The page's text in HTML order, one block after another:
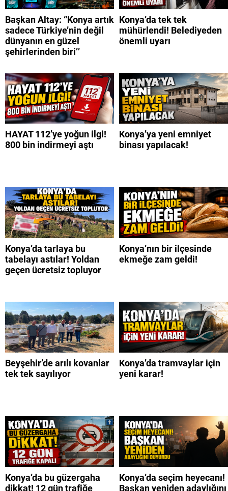
Başkan Altay: “Konya artık
sadece Türkiye’nin değil
dünyanın en güzel
şehirlerinden biri’’
Konya’da tek tek
mühürlendi! Belediyeden
önemli uyarı
HAYAT 112’ye yoğun ilgi!
800 bin indirmeyi aştı
Konya’ya yeni emniyet
binası yapılacak!
Konya’da tarlaya bu
tabelayı astılar! Yoldan
geçen ücretsiz topluyor
Konya’nın bir ilçesinde
ekmeğe zam geldi!
Beyşehir’de arılı kovanlar
tek tek sayılıyor
Konya’da tramvaylar için
yeni karar!
Konya’da bu güzergaha
dikkat! 12 gün trafiğe
Konya’da seçim heyecanı!
Başkan yeniden adaylığını